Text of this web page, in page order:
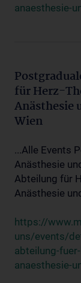
anaesthesie-
für Herz-
Anästhesie
Wien
...Alle Events
Anästhesie
Abteilung für
Anästhesie
https://
uns/events/
abteilung-
anaesthesie-